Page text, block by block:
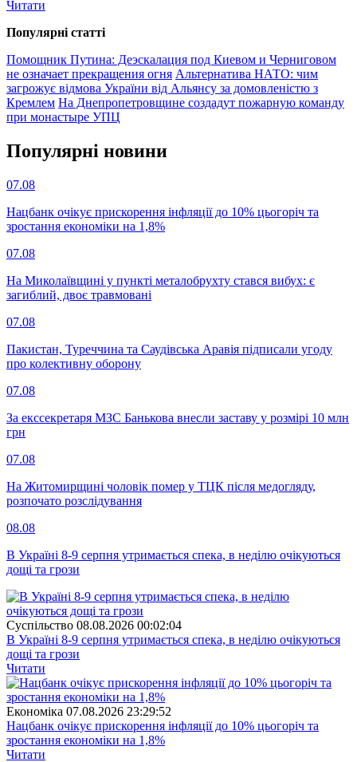
Читати
Популярнi статтi
Помощник Путина: Деэскалация под Киевом и Черниговом
не означает прекращения огня Альтернатива НАТО: чим
загрожує відмова України від Альянсу за домовленістю з
Кремлем На Днепропетровщине создадут пожарную команду
при монастыре УПЦ
Популярнi новини
07.08
Нацбанк очікує прискорення інфляції до 10% цьогоріч та
зростання економіки на 1,8%
07.08
На Миколаївщині у пункті металобрухту стався вибух: є
загиблий, двоє травмовані
07.08
Пакистан, Туреччина та Саудівська Аравія підписали угоду
про колективну оборону
07.08
За екссекретаря МЗС Банькова внесли заставу у розмірі 10 млн
грн
07.08
На Житомирщині чоловік помер у ТЦК після медогляду,
розпочато розслідування
08.08
В Україні 8-9 серпня утримається спека, в неділю очікуються
дощі та грози
Суспiльство 08.08.2026 00:02:04
В Україні 8-9 серпня утримається спека, в неділю очікуються
дощі та грози
Читати
Економіка 07.08.2026 23:29:52
Нацбанк очікує прискорення інфляції до 10% цьогоріч та
зростання економіки на 1,8%
Читати